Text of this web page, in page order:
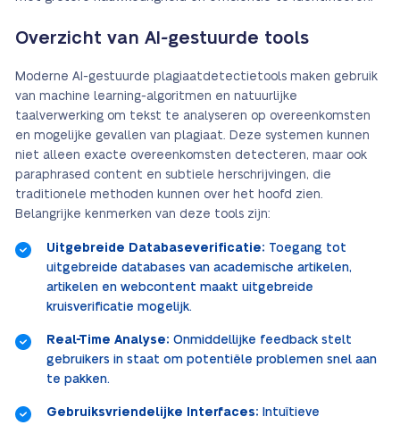
Overzicht van AI-gestuurde tools
Moderne AI-gestuurde plagiaatdetectietools maken gebruik
van machine learning-algoritmen en natuurlijke
taalverwerking om tekst te analyseren op overeenkomsten
en mogelijke gevallen van plagiaat. Deze systemen kunnen
niet alleen exacte overeenkomsten detecteren, maar ook
paraphrased content en subtiele herschrijvingen, die
traditionele methoden kunnen over het hoofd zien.
Belangrijke kenmerken van deze tools zijn:
Uitgebreide Databaseverificatie: Toegang tot
uitgebreide databases van academische artikelen,
artikelen en webcontent maakt uitgebreide
kruisverificatie mogelijk.
Real-Time Analyse: Onmiddellijke feedback stelt
gebruikers in staat om potentiële problemen snel aan
te pakken.
Gebruiksvriendelijke Interfaces: Intuïtieve